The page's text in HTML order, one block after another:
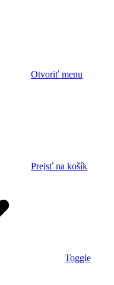
Otvoriť menu
Prejsť na košík
Toggle